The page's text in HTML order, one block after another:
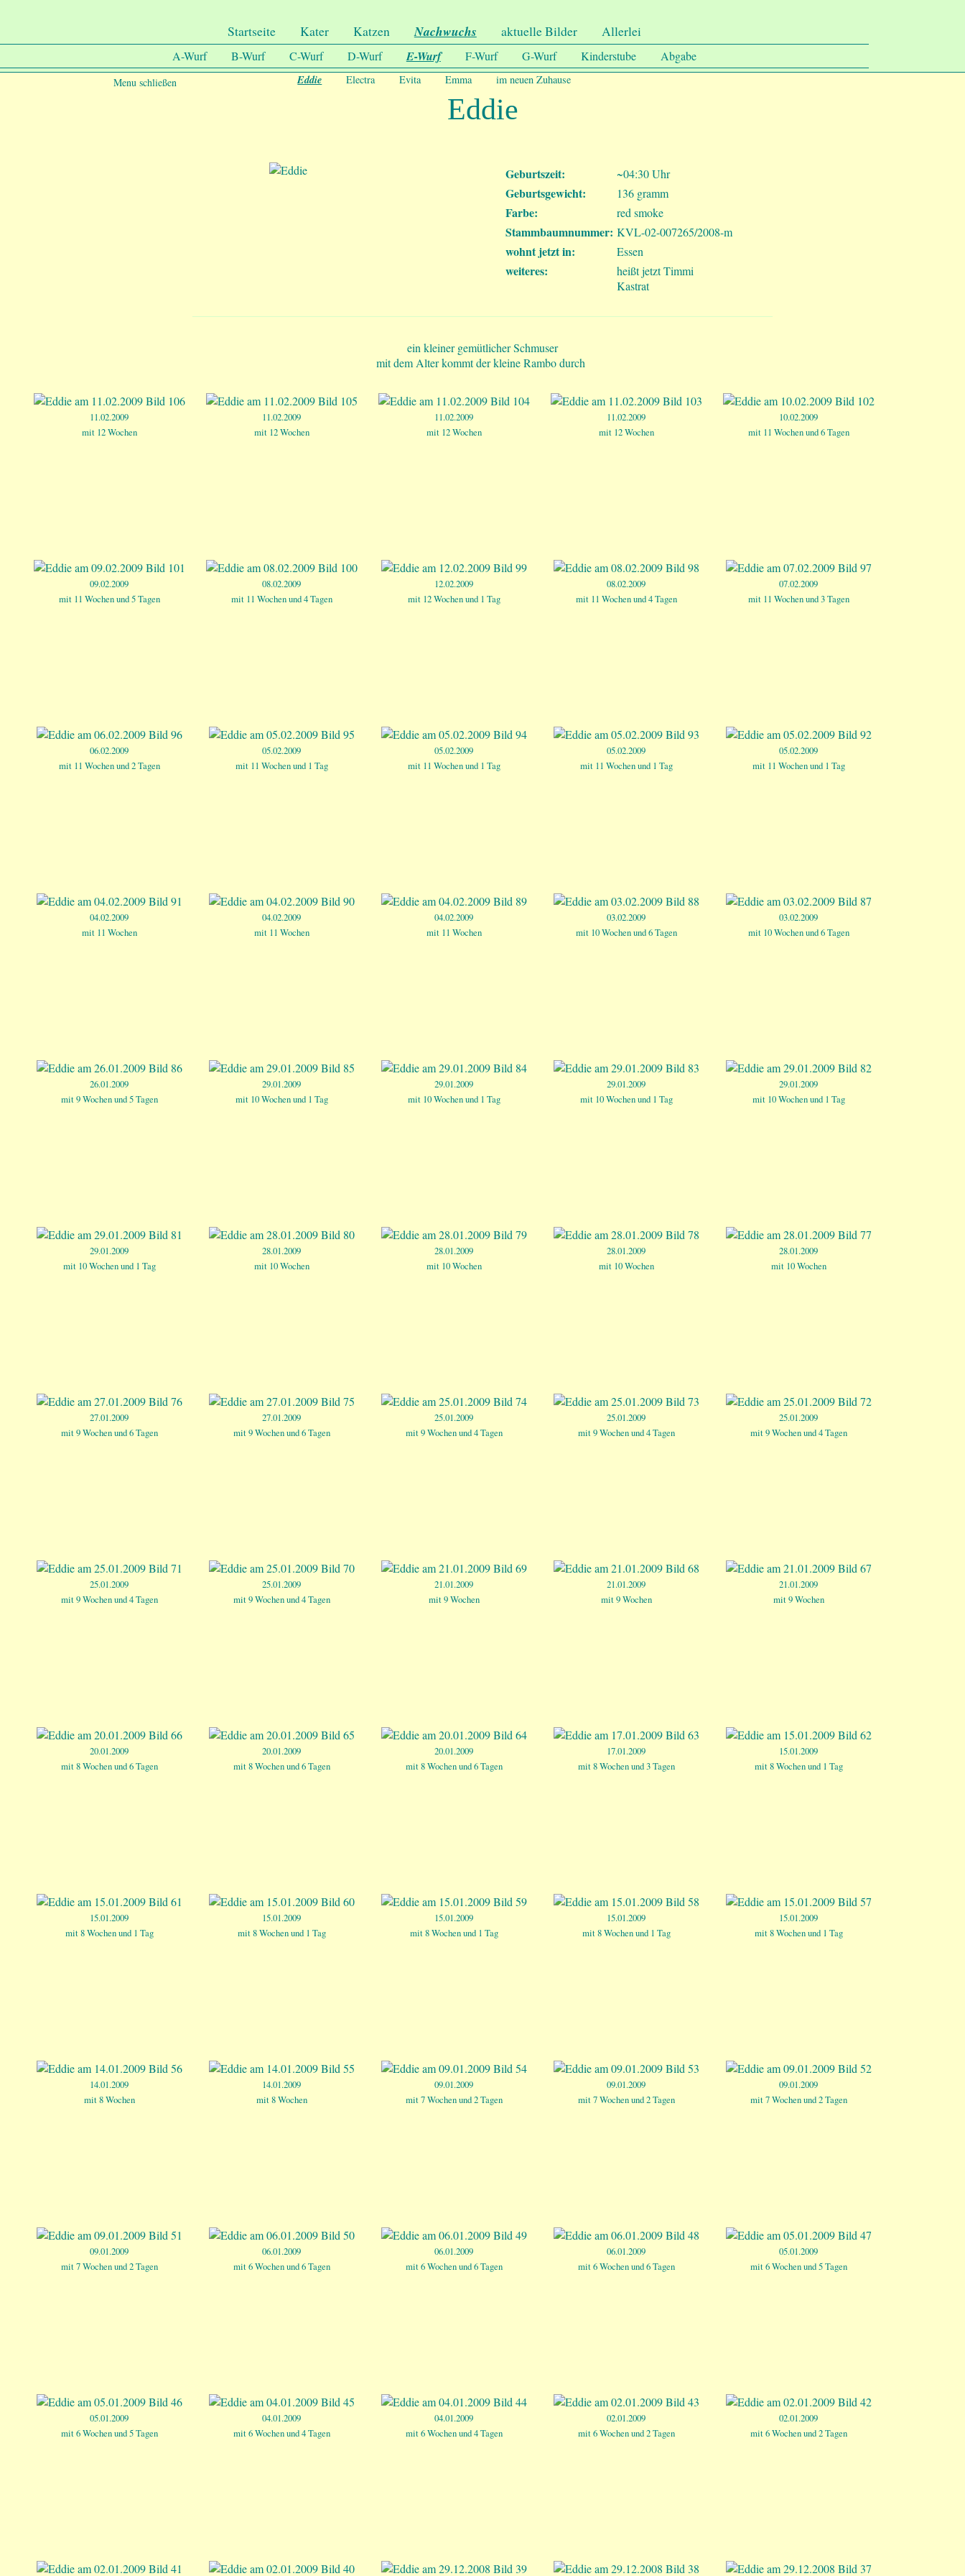
Startseite Kater Katzen Nachwuchs aktuelle Bilder Allerlei
A-Wurf B-Wurf C-Wurf D-Wurf E-Wurf F-Wurf G-Wurf Kinderstube
Abgabe
Eddie
Electra Evita Emma im neuen Zuhause
Menu schließen
Eddie
Geburtszeit: ~04:30 Uhr
Geburtsgewicht: 136 gramm
Farbe: red smoke
Stammbaumnummer: KVL-02-007265/2008-m
wohnt jetzt in: Essen
weiteres:
heißt jetzt Timmi
Kastrat
ein kleiner gemütlicher Schmuser
mit dem Alter kommt der kleine Rambo durch
11.02.2009
mit 12 Wochen
11.02.2009
mit 12 Wochen
11.02.2009
mit 12 Wochen
11.02.2009
mit 12 Wochen
10.02.2009
mit 11 Wochen und 6 Tagen
09.02.2009
mit 11 Wochen und 5 Tagen
08.02.2009
mit 11 Wochen und 4 Tagen
12.02.2009
mit 12 Wochen und 1 Tag
08.02.2009
mit 11 Wochen und 4 Tagen
07.02.2009
mit 11 Wochen und 3 Tagen
06.02.2009
mit 11 Wochen und 2 Tagen
05.02.2009
mit 11 Wochen und 1 Tag
05.02.2009
mit 11 Wochen und 1 Tag
05.02.2009
mit 11 Wochen und 1 Tag
05.02.2009
mit 11 Wochen und 1 Tag
04.02.2009
mit 11 Wochen
04.02.2009
mit 11 Wochen
04.02.2009
mit 11 Wochen
03.02.2009
mit 10 Wochen und 6 Tagen
03.02.2009
mit 10 Wochen und 6 Tagen
26.01.2009
mit 9 Wochen und 5 Tagen
29.01.2009
mit 10 Wochen und 1 Tag
29.01.2009
mit 10 Wochen und 1 Tag
29.01.2009
mit 10 Wochen und 1 Tag
29.01.2009
mit 10 Wochen und 1 Tag
29.01.2009
mit 10 Wochen und 1 Tag
28.01.2009
mit 10 Wochen
28.01.2009
mit 10 Wochen
28.01.2009
mit 10 Wochen
28.01.2009
mit 10 Wochen
27.01.2009
mit 9 Wochen und 6 Tagen
27.01.2009
mit 9 Wochen und 6 Tagen
25.01.2009
mit 9 Wochen und 4 Tagen
25.01.2009
mit 9 Wochen und 4 Tagen
25.01.2009
mit 9 Wochen und 4 Tagen
25.01.2009
mit 9 Wochen und 4 Tagen
25.01.2009
mit 9 Wochen und 4 Tagen
21.01.2009
mit 9 Wochen
21.01.2009
mit 9 Wochen
21.01.2009
mit 9 Wochen
20.01.2009
mit 8 Wochen und 6 Tagen
20.01.2009
mit 8 Wochen und 6 Tagen
20.01.2009
mit 8 Wochen und 6 Tagen
17.01.2009
mit 8 Wochen und 3 Tagen
15.01.2009
mit 8 Wochen und 1 Tag
15.01.2009
mit 8 Wochen und 1 Tag
15.01.2009
mit 8 Wochen und 1 Tag
15.01.2009
mit 8 Wochen und 1 Tag
15.01.2009
mit 8 Wochen und 1 Tag
15.01.2009
mit 8 Wochen und 1 Tag
14.01.2009
mit 8 Wochen
14.01.2009
mit 8 Wochen
09.01.2009
mit 7 Wochen und 2 Tagen
09.01.2009
mit 7 Wochen und 2 Tagen
09.01.2009
mit 7 Wochen und 2 Tagen
09.01.2009
mit 7 Wochen und 2 Tagen
06.01.2009
mit 6 Wochen und 6 Tagen
06.01.2009
mit 6 Wochen und 6 Tagen
06.01.2009
mit 6 Wochen und 6 Tagen
05.01.2009
mit 6 Wochen und 5 Tagen
05.01.2009
mit 6 Wochen und 5 Tagen
04.01.2009
mit 6 Wochen und 4 Tagen
04.01.2009
mit 6 Wochen und 4 Tagen
02.01.2009
mit 6 Wochen und 2 Tagen
02.01.2009
mit 6 Wochen und 2 Tagen